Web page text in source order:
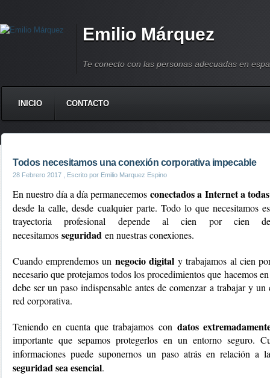
Emilio Márquez
Te conecto con las personas adecuadas en
INICIO CONTACTO
Todos necesitamos una conexión corporativa impecable
28 Febrero 2017 , Escrito por Emilio Marquez Espino
En nuestro día a día permanecemosconectados a Internet a
desde la calle, desde cualquier parte. Todo lo que necesitamos
trayectoria profesional depende al cien por cien
necesitamos seguridad en nuestras conexiones.
Cuando emprendemos un negocio digitaly trabajamos al cien
necesario que protejamos todos los procedimientos que hacemos
debe ser un paso indispensable antes de comenzar a trabajar y
red corporativa.
Teniendo en cuenta que trabajamos con datos
importante que sepamos protegerlos en un entorno seguro.
informaciones puede suponernos un paso atrás en relación
seguridad sea esencial.